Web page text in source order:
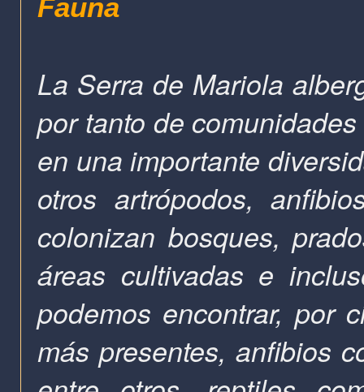
Fauna
La Serra de Mariola
por tanto de
en una importante
otros artrópodos,
colonizan bosques,
áreas cultivadas e
podemos encontrar, por
más presentes, anfibios